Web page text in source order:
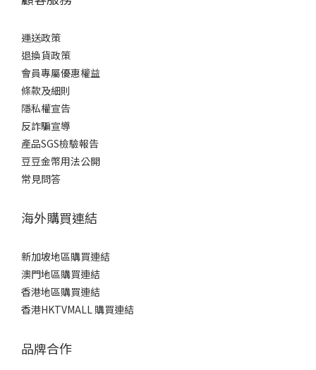
運送政策
退換貨政策
會員專屬優惠權益
條款及細則
隱私權宣告
反詐騙宣導
產品SGS檢驗報告
豆豆金幣用法公開
常見問答
海外購買連結
新加坡地區購買連結
澳門地區購買連結
香港地區購買連結
香港HKTVMALL 購買連結
品牌合作